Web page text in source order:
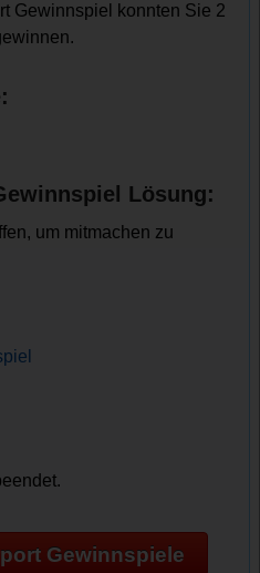
Gewinnspiel konnten Sie 2
Lösung:
um mitmachen zu
Gewinnspiele